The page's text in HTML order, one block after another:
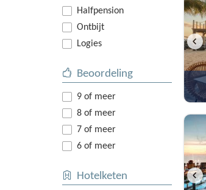
Halfpension
Ontbijt
Logies
Beoordeling
9 of meer
8 of meer
7 of meer
6 of meer
Hotelketen